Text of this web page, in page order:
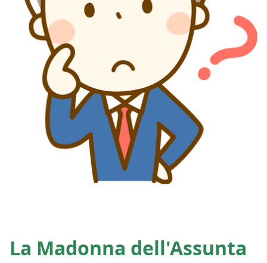
La Madonna dell'Assunta